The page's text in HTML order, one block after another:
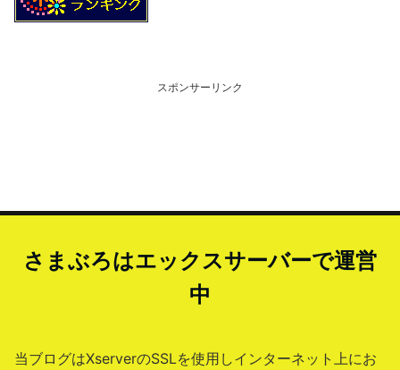
スポンサーリンク
さまぶろはエックスサーバーで運営
中
当ブログはXserverのSSLを使用しインターネット上にお